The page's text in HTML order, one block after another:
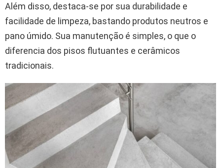
Além disso, destaca-se por sua durabilidade e
facilidade de limpeza, bastando produtos neutros e
pano úmido. Sua manutenção é simples, o que o
diferencia dos pisos flutuantes e cerâmicos
tradicionais.